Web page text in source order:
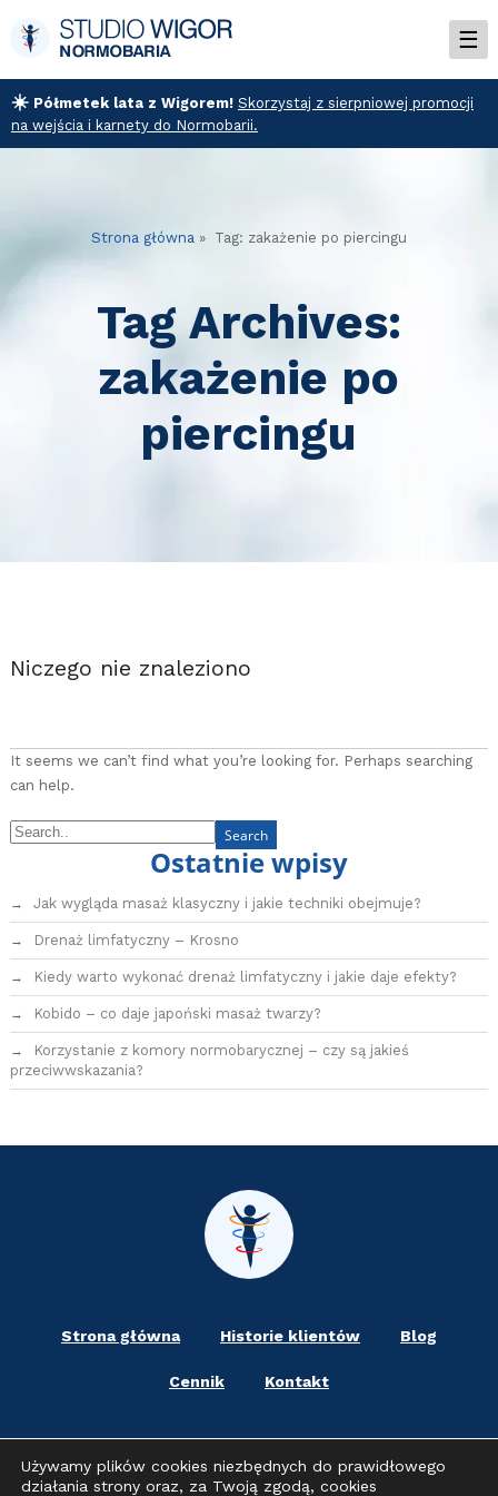
☀️ Półmetek lata z Wigorem! Skorzystaj z sierpniowej promocji
na wejścia i karnety do Normobarii.
Strona główna» Tag: zakażenie po piercingu
Tag Archives:
zakażenie po
piercingu
Niczego nie znaleziono
It seems we can’t find what you’re looking for. Perhaps searching
can help.
Ostatnie wpisy
Jak wygląda masaż klasyczny i jakie techniki obejmuje?
Drenaż limfatyczny – Krosno
Kiedy warto wykonać drenaż limfatyczny i jakie daje efekty?
Kobido – co daje japoński masaż twarzy?
Korzystanie z komory normobarycznej – czy są jakieś
przeciwwskazania?
Strona główna Historie klientów Blog
Cennik Kontakt
Jasło Strzyżów Sanok Gorlice
Używamy plików cookies niezbędnych do prawidłowego
działania strony oraz, za Twoją zgodą, cookies